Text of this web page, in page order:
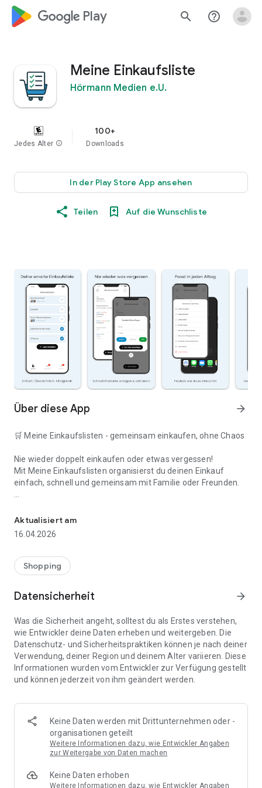
google_logo Play search help_outline
Meine Einkaufsliste
Hörmann Medien e.U.
Jedes Alter info
100+
Downloads
In der Play Store App ansehen
Teilen Auf die Wunschliste
Über diese App arrow_forward
🛒 Meine Einkaufslisten - gemeinsam einkaufen, ohne Chaos
Nie wieder doppelt einkaufen oder etwas vergessen!
Mit Meine Einkaufslisten organisierst du deinen Einkauf
einfach, schnell und gemeinsam mit Familie oder Freunden.
👨‍👩‍👧 Gemeinsame Einkaufslisten in Echtzeit: Alle sehen
⚡ Superschnell & einfach: Liste in Sekunden erstellen und
sofort loslegen.
📱 Immer dabei: Deine Einkaufsliste ist jederzeit auf deinem
🤝 Teilen leicht gemacht: Lade andere ein und erledigt den
Einkauf gemeinsam.
🍳 Zutaten direkt aus Rezepten übernehmen: Importiere
Zutaten von Rezept-Webseiten und verwandle sie
🚀 DEINE VORTEILE IM ALLTAG
* Nie wieder doppelte Einkäufe
* Kein Chaos mehr beim Einkaufen
* Bessere Abstimmung mit Familie & Freunden
* Perfekt für die Essensplanung
Aktualisiert am
16.04.2026
Shopping
Datensicherheit arrow_forward
Was die Sicherheit angeht, solltest du als Erstes verstehen,
wie Entwickler deine Daten erheben und weitergeben. Die
Datenschutz- und Sicherheitspraktiken können je nach deiner
Verwendung, deiner Region und deinem Alter variieren. Diese
Informationen wurden vom Entwickler zur Verfügung gestellt
und können jederzeit von ihm geändert werden.
Keine Daten werden mit Drittunternehmen oder -
organisationen geteilt
Weitere Informationen dazu, wie Entwickler Angaben
zur Weitergabe von Daten machen
Keine Daten erhoben
Weitere Informationen dazu, wie Entwickler Angaben